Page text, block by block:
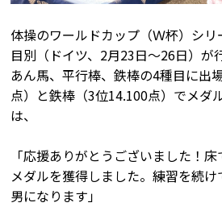
体操のワールドカップ（Ｗ杯）シ
目別（ドイツ、2月23日～26日）が
あん馬、平行棒、鉄棒の4種目に出
点）と鉄棒（3位14.100点）でメダ
は、
「応援ありがとうございました！
メダルを獲得しました。練習を続
男になります」